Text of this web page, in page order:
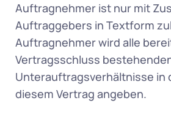
Auftragnehmer ist nur mit
Auftraggebers in Textform
Auftragnehmer wird alle
Vertragsschluss
Unterauftragsverhältnisse in
diesem Vertrag angeben.